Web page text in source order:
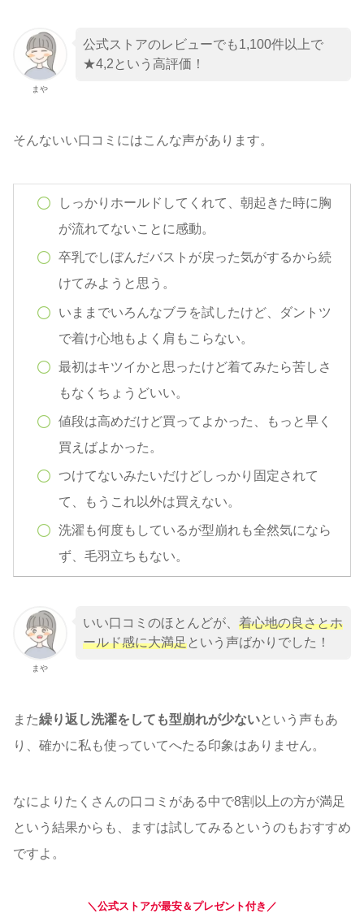
まや
公式ストアのレビューでも1,100件以上で
★4,2という高評価！
そんないい口コミにはこんな声があります。
しっかりホールドしてくれて、朝起きた時に胸
が流れてないことに感動。
卒乳でしぼんだバストが戻った気がするから続
けてみようと思う。
いままでいろんなブラを試したけど、ダントツ
で着け心地もよく肩もこらない。
最初はキツイかと思ったけど着てみたら苦しさ
もなくちょうどいい。
値段は高めだけど買ってよかった、もっと早く
買えばよかった。
つけてないみたいだけどしっかり固定されて
て、もうこれ以外は買えない。
洗濯も何度もしているが型崩れも全然気になら
ず、毛羽立ちもない。
まや
いい口コミのほとんどが、 着心地の良さとホ
ールド感に大満足という声ばかりでした！
また繰り返し洗濯をしても型崩れが少ないという声もあ
り、確かに私も使っていてへたる印象はありません。
なによりたくさんの口コミがある中で8割以上の方が満足
という結果からも、ますは試してみるというのもおすすめ
ですよ。
＼公式ストアが最安＆プレゼント付き／